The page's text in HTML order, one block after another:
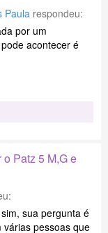
Paula respondeu:
por um
acontecer é
Patz 5 M,G e
sua pergunta é
várias pessoas que